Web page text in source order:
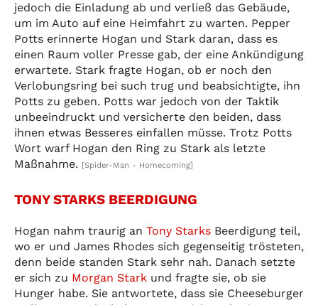
jedoch die Einladung ab und verließ das Gebäude,
um im Auto auf eine Heimfahrt zu warten. Pepper
Potts erinnerte Hogan und Stark daran, dass es
einen Raum voller Presse gab, der eine Ankündigung
erwartete. Stark fragte Hogan, ob er noch den
Verlobungsring bei such trug und beabsichtigte, ihn
Potts zu geben. Potts war jedoch von der Taktik
unbeeindruckt und versicherte den beiden, dass
ihnen etwas Besseres einfallen müsse. Trotz Potts
Wort warf Hogan den Ring zu Stark als letzte
Maßnahme.
[Spider-Man - Homecoming]
TONY STARKS BEERDIGUNG
Hogan nahm traurig an Tony Starks Beerdigung teil,
wo er und James Rhodes sich gegenseitig trösteten,
denn beide standen Stark sehr nah. Danach setzte
er sich zu Morgan Stark und fragte sie, ob sie
Hunger habe. Sie antwortete, dass sie Cheeseburger